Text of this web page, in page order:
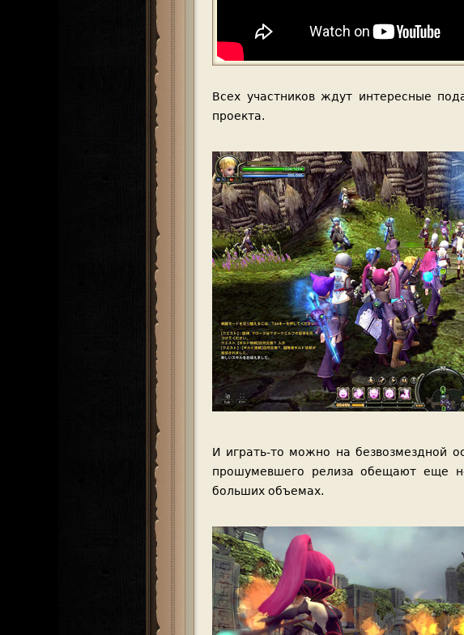
Всех участников ждут интересные
проекта.
И играть-то можно на безвозмездной
прошумевшего релиза обещают еще
больших объемах.